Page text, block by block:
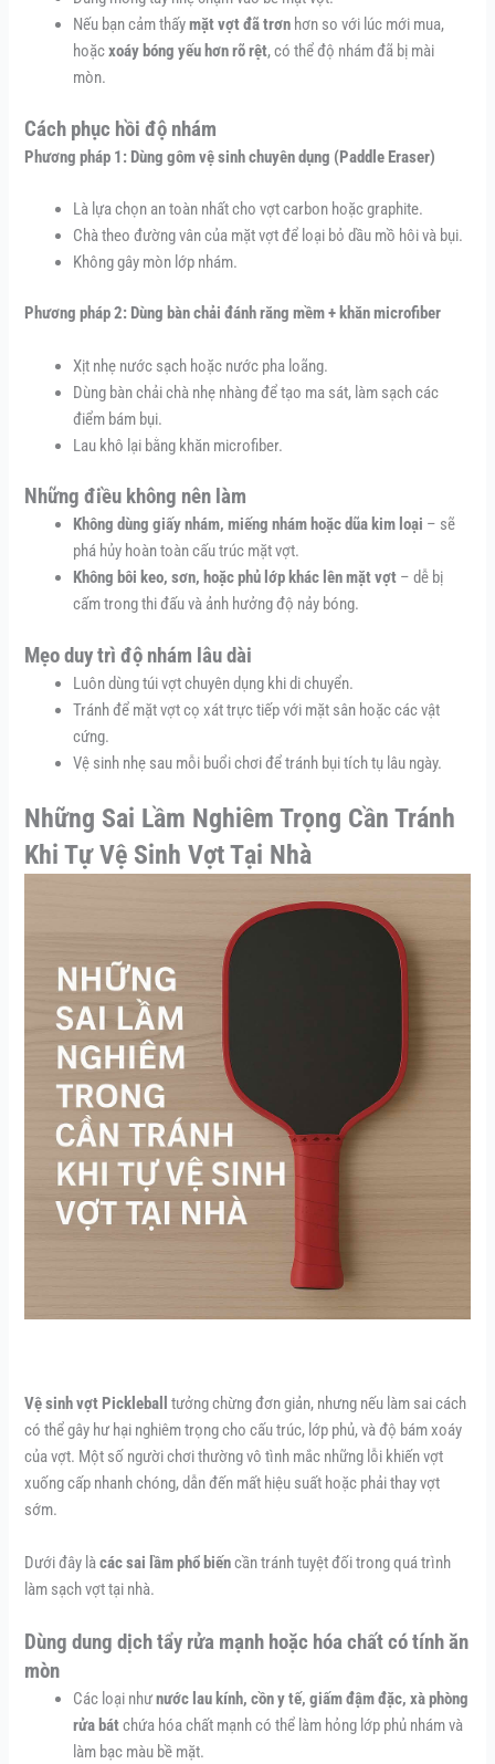
Nếu bạn cảm thấymặt vợt đã trơn hơn so với lúc mới mua,
hoặcxoáy bóng yếu hơn rõ rệt, có thể độ nhám đã bị mài
mòn.
Cách phục hồi độ nhám
Phương pháp 1: Dùng gôm vệ sinh chuyên dụng (Paddle Eraser)
Là lựa chọn an toàn nhất cho vợt carbon hoặc graphite.
Chà theo đường vân của mặt vợt để loại bỏ dầu mồ hôi và bụi.
Không gây mòn lớp nhám.
Phương pháp 2: Dùng bàn chải đánh răng mềm + khăn microfiber
Xịt nhẹ nước sạch hoặc nước pha loãng.
Dùng bàn chải chà nhẹ nhàng để tạo ma sát, làm sạch các
điểm bám bụi.
Lau khô lại bằng khăn microfiber.
Những điều không nên làm
Không dùng giấy nhám, miếng nhám hoặc dũa kim loại – sẽ
phá hủy hoàn toàn cấu trúc mặt vợt.
Không bôi keo, sơn, hoặc phủ lớp khác lên mặt vợt – dễ bị
cấm trong thi đấu và ảnh hưởng độ nảy bóng.
Mẹo duy trì độ nhám lâu dài
Luôn dùng túi vợt chuyên dụng khi di chuyển.
Tránh để mặt vợt cọ xát trực tiếp với mặt sân hoặc các vật
cứng.
Vệ sinh nhẹ sau mỗi buổi chơi để tránh bụi tích tụ lâu ngày.
Những Sai Lầm Nghiêm Trọng Cần Tránh
Khi Tự Vệ Sinh Vợt Tại Nhà
Vệ sinh vợt Pickleball
tưởng chừng đơn giản, nhưng nếu làm sai cách
có thể gây hư hại nghiêm trọng cho cấu trúc, lớp phủ, và độ bám xoáy
của vợt. Một số người chơi thường vô tình mắc những lỗi khiến vợt
xuống cấp nhanh chóng, dẫn đến mất hiệu suất hoặc phải thay vợt
sớm.
Dưới đây làcác sai lầm phổ biếncần tránh tuyệt đối trong quá trình
làm sạch vợt tại nhà.
Dùng dung dịch tẩy rửa mạnh hoặc hóa chất có tính ăn
mòn
Các loại nhưnước lau kính, cồn y tế, giấm đậm đặc, xà phòng
rửa bátchứa hóa chất mạnh có thể làm hỏng lớp phủ nhám và
làm bạc màu bề mặt.